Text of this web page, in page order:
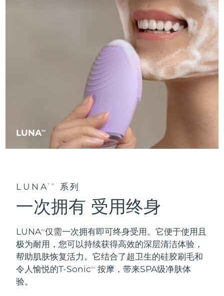
LUNATM
LUNATM 系列
一次拥有 受用终身
LUNATM仅需一次拥有即可终身受用。它便于使用且
极为耐用，您可以持续获得高效的深层清洁体验 ，
帮助肌肤恢复活力。它结合了超卫生的硅胶刷毛和
令人愉悦的T-SonicTM
按摩，带来SPA级净肤体
验。
LUNA™ 4 套装
Anti-aging massage
LUNA™ 4 Plus
Massage, LED heating
LUNA™ 4 Men
LUNA™ 4 mini
For young skin, T-zone
LUNA™ 4 go
For travel or gym bag
紧致提拉
BEAR™ 2 套装
Microcurrent toning
BEAR™ 2 go
Microcurrent toning on-the-go
BEAR™ 2 eyes & lips
面部提拉护理
Premium anti-aging skincare
BEAR™ 设备
All premium facelift devices
UFO™ 3 套装
Deep facial hydration
UFO™ 3 LED
UFO™ 3 mini
Red light therapy device for young skin
UFO™ 3 go
Portable red light therapy
口腔护理
issa™ 4
Hybrid silicone sonic toothbrush
issa™ 4 smile
Hybrid silicone sonic toothbrush
issa™ 4 baby
For ages 0-3
FAQ™ 抗老护理
FAQ™ 101
Clinical anti-aging
FAQ™ 102
Advanced clinical anti-aging
NEW
FAQ™ 201
LED mask
FAQ™ 202
LED mask
生发
FAQ™ 301
LED hair strengthening scalp massager
肌肤年轻化
NEW
FAQ™ 501
Full-Spectrum Red Light Therapy
NEW
预计送达日期 8/11/26
预计送达日期8/10/26
预计送达日期8/16/26
波斯尼亚和黑塞哥维那 预计送达日期8/13/26
预计送达日期
中国
哥伦比亚 预计送达日期
克罗地亚 预计送达日期 8/10/26
塞浦路斯 预计送达日期8/11/26
捷克